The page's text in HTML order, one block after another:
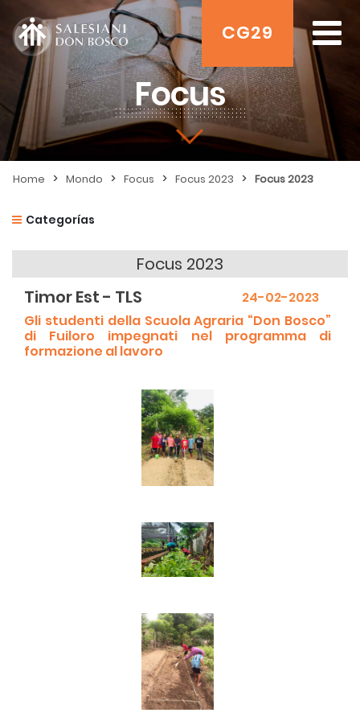
CG29
Focus
Home > Mondo > Focus > Focus 2023 > Focus 2023
Categorías
Focus 2023
Timor Est - TLS
24-02-2023
Gli studenti della Scuola Agraria “Don Bosco”
di Fuiloro impegnati nel programma di
formazione al lavoro